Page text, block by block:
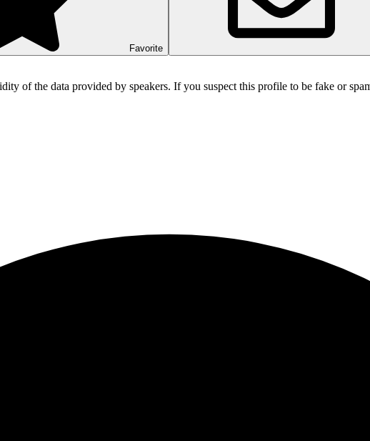
Favorite
of the data provided by speakers. If you suspect this profile to be fake or